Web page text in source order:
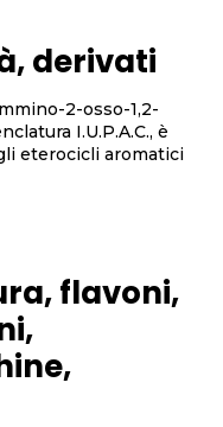
derivati
2-osso-1,2-
I.U.P.A.C., è
eterocicli aromatici
flavoni,